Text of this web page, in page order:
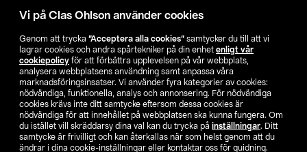
Vi på Clas Ohlson använder cookies
Genom att trycka ”Acceptera alla cookies” samtycker du till att vi
lagrar cookies och andra spårtekniker på din enhet enligt vår
cookiepolicy för att förbättra upplevelsen på vår webbplats,
analysera webbplatsens användning samt anpassa våra
marknadsföringsinsatser. Vi använder fyra kategorier av cookies:
nödvändiga, funktionella, analys och annonsering. För nödvändiga
cookies krävs inte ditt samtycke eftersom dessa cookies är
nödvändiga för att innehållet på webbplatsen ska kunna fungera. Om
du istället vill skräddarsy dina val kan du trycka på inställningar. Ditt
samtycke är frivilligt och kan återkallas när som helst genom att du
ändrar i dina cookie-inställningar eller kontaktar oss för guidning.
Hitta butik
SE NO FI